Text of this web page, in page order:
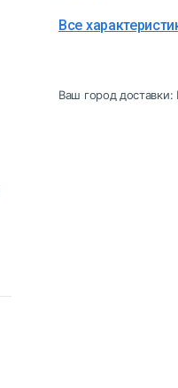
Все
Ваш город доставки: